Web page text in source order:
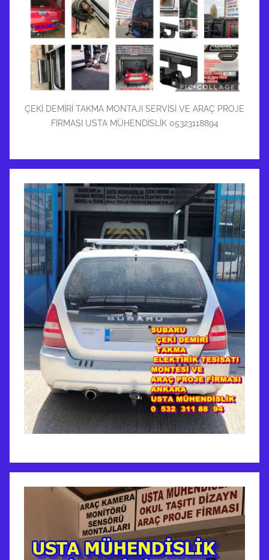
ÇEKİ DEMİRİ TAKMA MONTAJI SERVİSİ VE ARAÇ PROJE
FİRMASI USTA MÜHENDİSLİK 05323118894